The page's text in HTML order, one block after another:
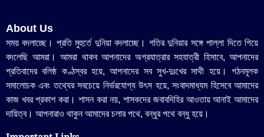
About Us
সময় বদলাচ্ছে। প্রতি মুহুর্তে দুনিয়া বদলাচ্ছে। গতির দুনিয়ার সঙ্গে পাল্লা দিতে গিয়ে
বদলেছি আমরা। আমরা থাকব আপনাদের অগ্রযাত্রার সহযাত্রী হিসাবে, আপনাদের
প্রতিবাদের বলিষ্ঠ কণ্ঠস্বর হয়ে, আপনাদের সব সুখ-দুঃখের সাথী হয়ে। গঠনমূলক
সমালোচক এবং তথ্যের সবচেয়ে নির্ভরযোগ্য উ‍ৎস হয়ে, সংবাদমাধ্যম হিসেবে আমাদের
কাজ খবর প্রকাশ করা। শাসন করা নয়, শাসকদের জবাবদিহির আওতায় আনাই আমাদের
দায়িত্ব। আপনারাও থাকুন আমাদের চলার পথে, বন্ধুর পথে বন্ধু হয়ে।